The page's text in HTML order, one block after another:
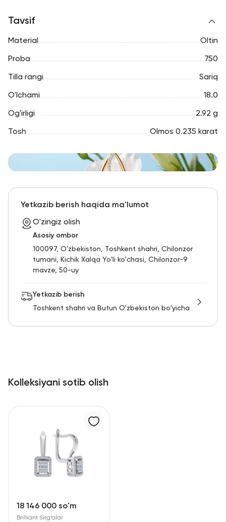
Tavsif
Material Oltin
Proba 750
Tilla rangi Sariq
O'lchami 18.0
Og'irligi 2.92 g
Tosh Olmos 0.235 karat
Yetkazib berish haqida ma'lumot
O'zingiz olish
Asosiy ombor
100097, O'zbekiston, Toshkent shahri, Chilonzor
tumani, Kichik Xalqa Yo'li ko'chasi, Chilonzor-9
mavze, 50-uy
Yetkazib berish
Toshkent shahri va Butun O'zbekiston bo'yicha
Kolleksiyani sotib olish
18 146 000 so'm
Brilliant Sirg‘alar